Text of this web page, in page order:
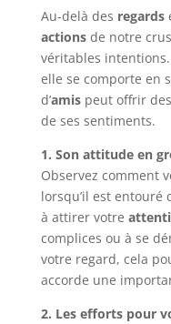
Au-delà des regards
actionsde notre
véritables
elle se comporte en
d’amispeut offrir
de ses sentiments.
1. Son attitude en
Observez comment
lorsqu’il est entouré
à attirer votre
complices ou à se
votre regard, cela
accorde une
2. Les efforts pour